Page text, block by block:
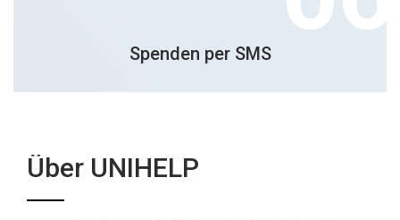
Spenden per SMS
Über UNIHELP